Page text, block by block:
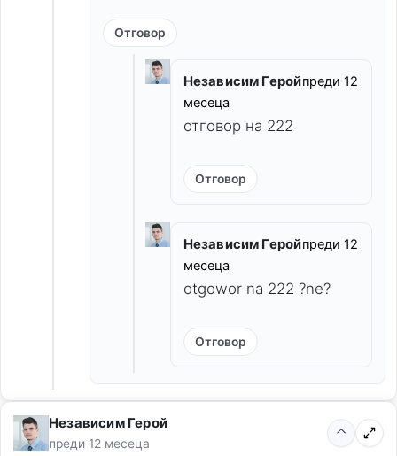
Отговор
Независим Геройпреди 12
месеца
отговор на 222
Отговор
Независим Геройпреди 12
месеца
otgowor na 222 ?ne?
Отговор
Независим Герой
преди 12 месеца